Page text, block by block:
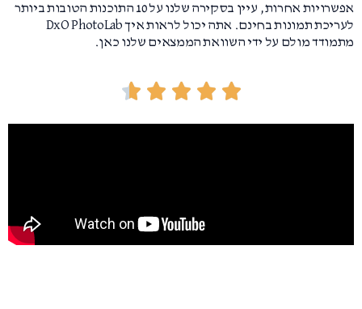
אפשרויות אחרות, עיין בסקירה שלנו על 10 התוכנות הטובות ביותר
לעריכת תמונות בחינם. אתה יכול לראות איך DxO PhotoLab
מתמודד מולם על ידי השוואת הממצאים שלנו כאן.





ו
4
.